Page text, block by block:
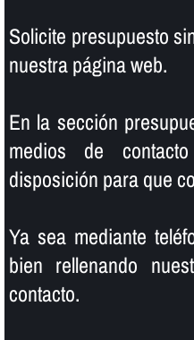
Solicite presupuesto
nuestra página web.
En la sección
medios de
disposición para que
Ya sea mediante
bien rellenando
contacto.